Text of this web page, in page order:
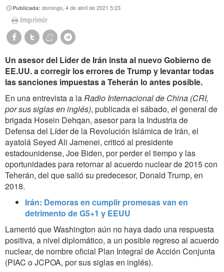
Publicada:domingo, 4 de abril de 2021 5:23
Imprimir
Un asesor del Líder de Irán insta al nuevo Gobierno de
EE.UU. a corregir los errores de Trump y levantar todas
las sanciones impuestas a Teherán lo antes posible.
En una entrevista a laRadio Internacional de China (CRI,
por sus siglas en inglés), publicada el sábado, el general de
brigada Hosein Dehqan, asesor para la Industria de
Defensa del Líder de la Revolución Islámica de Irán, el
ayatolá Seyed Ali Jamenei, criticó al presidente
estadounidense, Joe Biden, por perder el tiempo y las
oportunidades para retornar al acuerdo nuclear de 2015 con
Teherán, del que salió su predecesor, Donald Trump, en
2018.
Irán: Demoras en cumplir promesas van en
detrimento de G5+1 y EEUU
Lamentó que Washington aún no haya dado una respuesta
positiva, a nivel diplomático, a un posible regreso al acuerdo
nuclear, de nombre oficial Plan Integral de Acción Conjunta
(PIAC o JCPOA, por sus siglas en inglés).